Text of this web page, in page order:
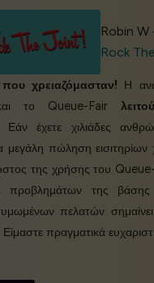
Robin W
Rock
χρειαζόμασταν! Η
το Queue-Fair
Εάν έχετε χιλιάδες
πώληση εισιτηρίων
της χρήσης του
προβλημάτων της
πελατών σημαίνει
Είμαστε πραγματικά